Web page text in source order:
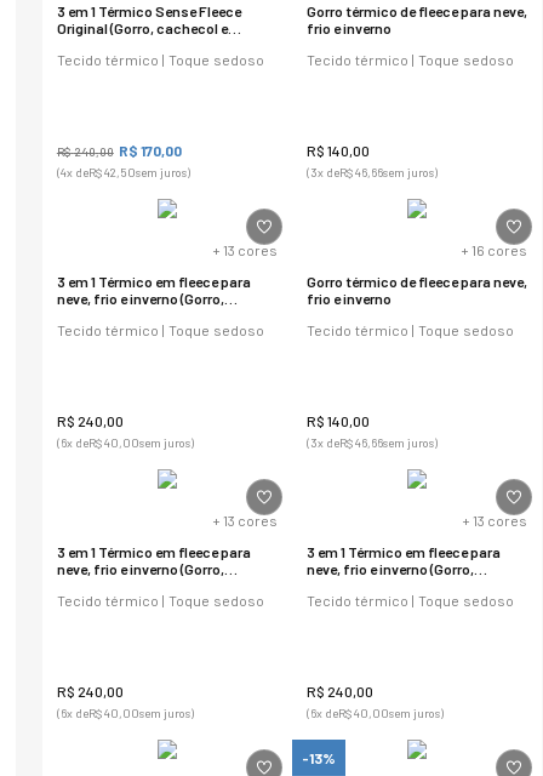
3 em 1 Térmico Sense Fleece
Original (Gorro, cachecol e
Tecido térmico | Toque sedoso
R$240,00 R$ 170, 00
(4x deR$42,50sem juros)
Gorro térmico de fleece para neve,
frio e inverno
Tecido térmico | Toque sedoso
R$ 140 00
(3x deR$46,66sem juros)
+ 13 cores
3 em 1 Térmico em fleece para
neve, frio e inverno (Gorro,
Tecido térmico | Toque sedoso
R$ 240 00
(6x deR$40,00sem juros)
+ 16 cores
Gorro térmico de fleece para neve,
frio e inverno
Tecido térmico | Toque sedoso
R$ 140 00
(3x deR$46,66sem juros)
+ 13 cores
3 em 1 Térmico em fleece para
neve, frio e inverno (Gorro,
Tecido térmico | Toque sedoso
R$ 240 00
(6x deR$40,00sem juros)
+ 13 cores
3 em 1 Térmico em fleece para
neve, frio e inverno (Gorro,
Tecido térmico | Toque sedoso
R$ 240 00
(6x deR$40,00sem juros)
-13%